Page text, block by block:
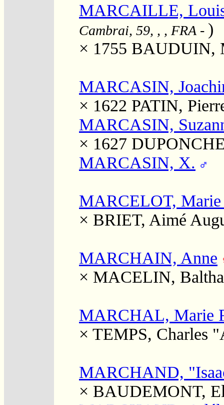
MARCAILLE,
Cambrai, 59, , , FRA - )
× 1755 BAUDUIN,
MARCASIN,
× 1622 PATIN,
MARCASIN,
× 1627
MARCASIN, X.
MARCELOT, Marie
× BRIET, Aimé
MARCHAIN, Anne
× MACELIN,
MARCHAL, Marie
× TEMPS, Charles
MARCHAND,
× BAUDEMONT,